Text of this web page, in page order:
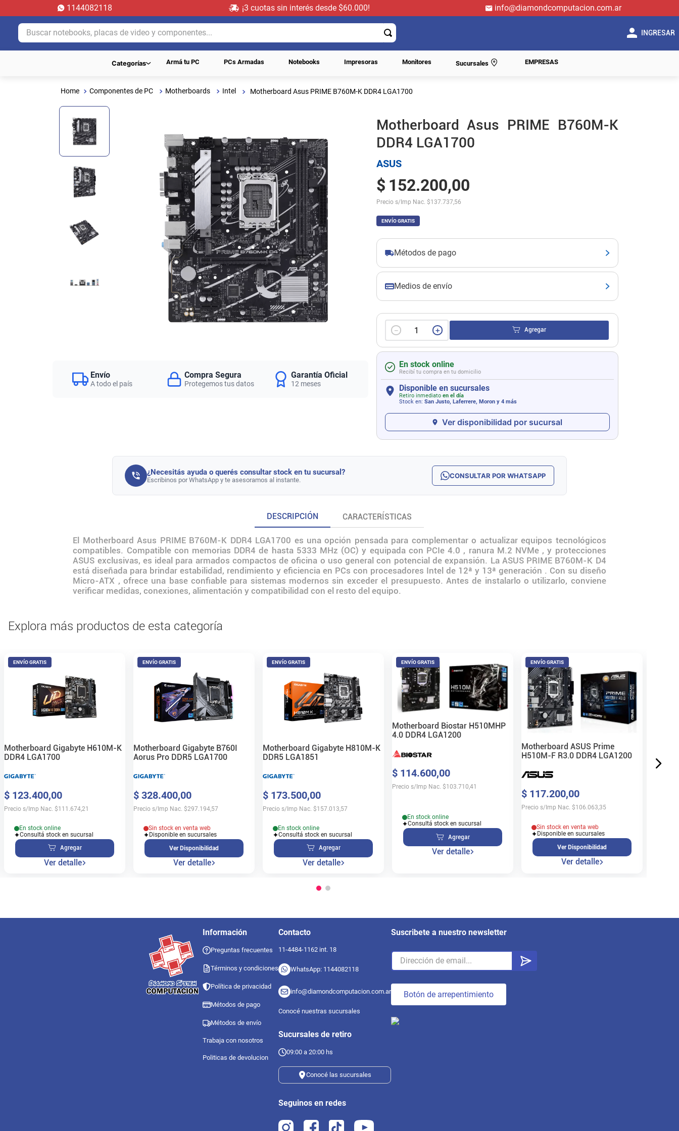
1144082118 ¡3 cuotas sin interés desde $60.000!
info@diamondcomputacion.com.ar
Buscar notebooks, placas de video y componentes...
INGRESAR
Categorías Armá tu PC PCs Armadas Notebooks Impresoras Monitores Sucursales EMPRESAS
Componentes de PC Motherboards Intel Motherboard Asus PRIME B760M-K DDR4 LGA1700
Envío
A todo el país
Compra Segura
Protegemos tus datos
Garantía Oficial
12 meses
Motherboard Asus PRIME B760M-K
DDR4 LGA1700
ASUS
$ 152.200,00
Precio s/Imp Nac. $137.737,56
ENVÍO GRATIS
Métodos de pago
Medios de envío
＋
－ Agregar
En stock online
Recibí tu compra en tu domicilio
Disponible en sucursales
Retiro inmediato en el día
Stock en: San Justo, Laferrere, Morony 4 más
Ver disponibilidad por sucursal
¿Necesitás ayuda o querés consultar stock en tu sucursal?
Escribinos por WhatsApp y te asesoramos al instante. CONSULTAR POR WHATSAPP
DESCRIPCIÓN CARACTERÍSTICAS
El Motherboard Asus PRIME B760M-K DDR4 LGA1700 es una opción pensada para complementar o actualizar equipos tecnológicos
compatibles. Compatible con memorias DDR4 de hasta 5333 MHz (OC) y equipada con PCIe 4.0 , ranura M.2 NVMe , y protecciones
ASUS exclusivas, es ideal para armados compactos de oficina o uso general con potencial de expansión. La ASUS PRIME B760M-K D4
está diseñada para brindar estabilidad, rendimiento y eficiencia en PCs con procesadores Intel de 12ª y 13ª generación . Con su diseño
Micro-ATX , ofrece una base confiable para sistemas modernos sin exceder el presupuesto. Antes de instalarlo o utilizarlo, conviene
verificar medidas, conexiones, alimentación y compatibilidad con el resto del equipo.
Explora más productos de esta categoría
ENVÍO GRATIS
Motherboard Gigabyte H610M-K
DDR4 LGA1700
$ 123.400,00
Precio s/Imp Nac. $111.674,21
En stock online
Consultá stock en sucursal
Agregar
Ver detalle
ENVÍO GRATIS
Motherboard Gigabyte B760I
Aorus Pro DDR5 LGA1700
$ 328.400,00
Precio s/Imp Nac. $297.194,57
Sin stock en venta web
Disponible en sucursales
Ver Disponibilidad
Ver detalle
ENVÍO GRATIS
Motherboard Gigabyte H810M-K
DDR5 LGA1851
$ 173.500,00
Precio s/Imp Nac. $157.013,57
En stock online
Consultá stock en sucursal
Agregar
Ver detalle
ENVÍO GRATIS
Motherboard Biostar H510MHP
4.0 DDR4 LGA1200
$ 114.600,00
Precio s/Imp Nac. $103.710,41
En stock online
Consultá stock en sucursal
Agregar
Ver detalle
ENVÍO GRATIS
Motherboard ASUS Prime
H510M-F R3.0 DDR4 LGA1200
$ 117.200,00
Precio s/Imp Nac. $106.063,35
Sin stock en venta web
Disponible en sucursales
Ver Disponibilidad
Ver detalle
Información
Preguntas frecuentes
Términos y condiciones
Política de privacidad
Métodos de pago
Métodos de envío
Trabaja con nosotros
Politicas de devolucion
Contacto
11-4484-1162 int. 18
WhatsApp: 1144082118
info@diamondcomputacion.com.ar
Conocé nuestras sucursales
Sucursales de retiro
09:00 a 20:00 hs
Conocé las sucursales
Seguinos en redes
Suscribete a nuestro newsletter
Botón de arrepentimiento